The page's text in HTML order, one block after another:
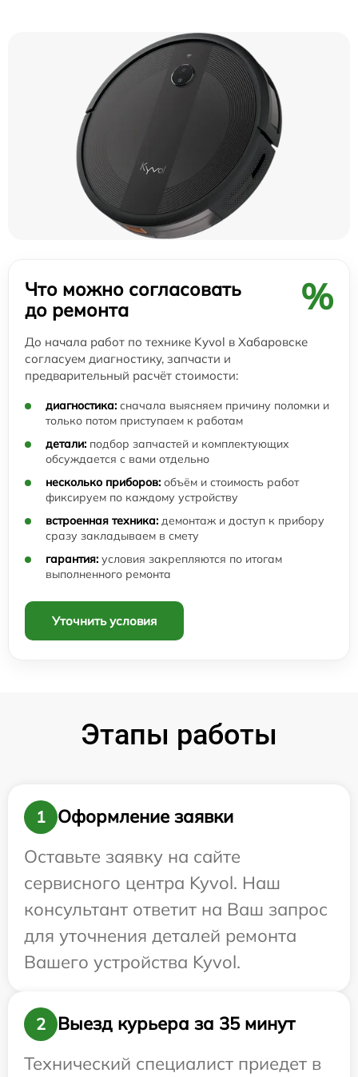
Что можно согласовать
до ремонта
%
До начала работ по технике Kyvol в Хабаровске
согласуем диагностику, запчасти и
предварительный расчёт стоимости:
диагностика: сначала выясняем причину поломки и
только потом приступаем к работам
детали: подбор запчастей и комплектующих
обсуждается с вами отдельно
несколько приборов: объём и стоимость работ
фиксируем по каждому устройству
встроенная техника: демонтаж и доступ к прибору
сразу закладываем в смету
гарантия: условия закрепляются по итогам
выполненного ремонта
Уточнить условия
Этапы работы
1
Оформление заявки
Оставьте заявку на сайте
сервисного центра Kyvol. Наш
консультант ответит на Ваш запрос
для уточнения деталей ремонта
Вашего устройства Kyvol.
2
Выезд курьера за 35 минут
Технический специалист приедет в